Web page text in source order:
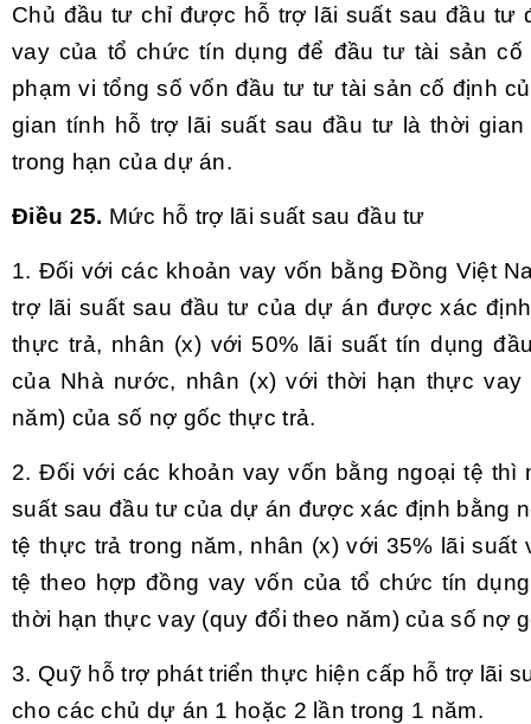
Chủ đầu tư chỉ được hỗ trợ lãi suất sau đầu tư
vay của tổ chức tín dụng để đầu tư tài sản cố
phạm vi tổng số vốn đầu tư tư tài sản cố định
gian tính hỗ trợ lãi suất sau đầu tư là thời
trong hạn của dự án.
Điều 25. Mức hỗ trợ lãi suất sau đầu tư
1. Đối với các khoản vay vốn bằng Đồng Việt
trợ lãi suất sau đầu tư của dự án được xác
thực trả, nhân (x) với 50% lãi suất tín dụng
của Nhà nước, nhân (x) với thời hạn thực vay
năm) của số nợ gốc thực trả.
2. Đối với các khoản vay vốn bằng ngoại tệ thì
suất sau đầu tư của dự án được xác định bằng
tệ thực trả trong năm, nhân (x) với 35% lãi suất
tệ theo hợp đồng vay vốn của tổ chức tín
thời hạn thực vay (quy đổi theo năm) của số nợ
3. Quỹ hỗ trợ phát triển thực hiện cấp hỗ trợ lãi
cho các chủ dự án 1 hoặc 2 lần trong 1 năm.